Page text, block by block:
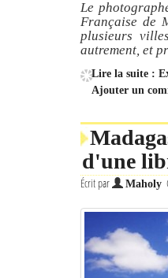
Le
Française de
plusieurs
autrement, et
Lire la suite :
Ajouter un
d'une
Écrit par Maholy